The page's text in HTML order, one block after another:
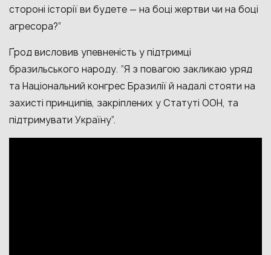
стороні історії ви будете — на боці жертви чи на боці
агресора?”
Ґрод висловив упевненість у підтримці
бразильського народу. “Я з повагою закликаю уряд
та Національний конгрес Бразилії й надалі стояти на
захисті принципів, закріплених у Статуті ООН, та
підтримувати Україну”.